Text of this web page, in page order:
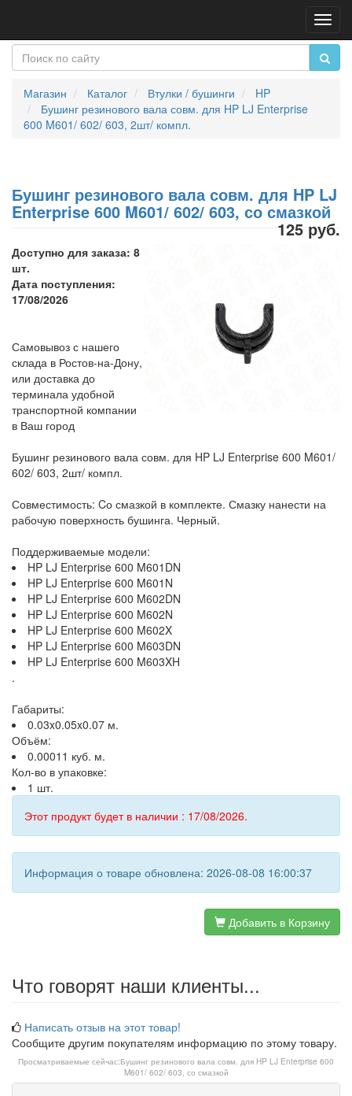
Магазин Каталог Втулки / бушинги
HP
Бушинг резинового вала совм. для HP LJ Enterprise
600 M601/ 602/ 603, 2шт/ компл.
Бушинг резинового вала совм. для HP LJ
Enterprise 600 M601/ 602/ 603, со смазкой
125 руб.
Доступно для заказа: 8
шт.
Дата поступления:
17/08/2026
Самовывоз с нашего
склада в Ростов-на-Дону,
или доставка до
терминала удобной
транспортной компании
в Ваш город
Бушинг резинового вала совм. для HP LJ Enterprise 600 M601/
602/ 603, 2шт/ компл.
Совместимость: Cо смазкой в комплекте. Смазку нанести на
рабочую поверхность бушинга. Черный.
Поддерживаемые модели:
HP LJ Enterprise 600 M601DN
HP LJ Enterprise 600 M601N
HP LJ Enterprise 600 M602DN
HP LJ Enterprise 600 M602N
HP LJ Enterprise 600 M602X
HP LJ Enterprise 600 M603DN
HP LJ Enterprise 600 M603XH
.
Габариты:
0.03x0.05x0.07 м.
Объём:
0.00011 куб. м.
Кол-во в упаковке:
1 шт.
Этот продукт будет в наличии : 17/08/2026.
Информация о товаре обновлена: 2026-08-08 16:00:37
Добавить в Корзину
Что говорят наши клиенты...
Написать отзыв на этот товар!
Сообщите другим покупателям информацию по этому товару.
Просматриваемые сейчас:Бушинг резинового вала совм. для HP LJ Enterprise 600
M601/ 602/ 603, со смазкой